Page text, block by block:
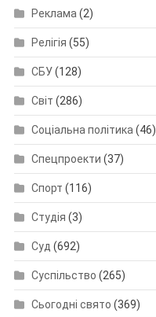
Реклама (2)
Релігія (55)
СБУ(128)
Світ (286)
Соціальна політика (46)
Спецпроекти (37)
Спорт (116)
Студія (3)
Суд (692)
Суспільство (265)
Сьогодні свято (369)